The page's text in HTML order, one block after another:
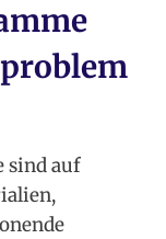
sind auf